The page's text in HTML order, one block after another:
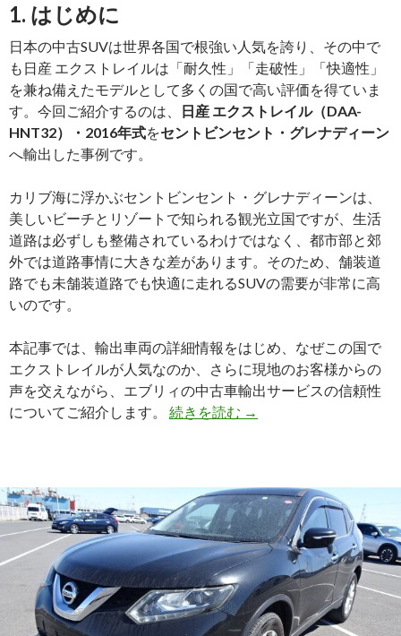
1. はじめに
日本の中古SUVは世界各国で根強い人気を誇り、その中で
も日産 エクストレイルは「耐久性」「走破性」「快適性」
を兼ね備えたモデルとして多くの国で高い評価を得ていま
す。今回ご紹介するのは、
日産 エクストレイル（DAA-
HNT32）・2016年式をセントビンセント・グレナディーン
へ輸出した事例です。
カリブ海に浮かぶセントビンセント・グレナディーンは、
美しいビーチとリゾートで知られる観光立国ですが、生活
道路は必ずしも整備されているわけではなく、都市部と郊
外では道路事情に大きな差があります。そのため、舗装道
路でも未舗装道路でも快適に走れるSUVの需要が非常に高
いのです。
本記事では、輸出車両の詳細情報をはじめ、なぜこの国で
エクストレイルが人気なのか、さらに現地のお客様からの
声を交えながら、エブリィの中古車輸出サービスの信頼性
についてご紹介します。 続きを読む 【買
日
産
エ
ク
ス
ト
レ
→